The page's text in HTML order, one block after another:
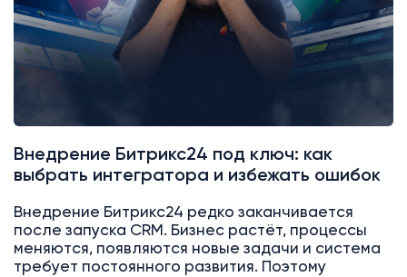
Внедрение Битрикс24 под ключ: как
выбрать интегратора и избежать ошибок
Внедрение Битрикс24 редко заканчивается
после запуска CRM. Бизнес растёт, процессы
меняются, появляются новые задачи и система
требует постоянного развития. Поэтому